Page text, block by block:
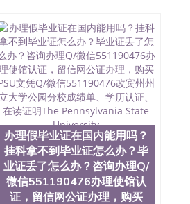
州立大学（San Jose State
Jose State University）圣
State University）圣何塞州
State University）圣何塞州
State University）圣何塞州
State University）圣何塞州
Jose State University）圣何
学位qq微信551190476澳洲
洲大学毕业证成绩单假文凭
微信551190476澳洲读CQU中
毕业证成绩单假文凭学历办
询办理Q/微信551190476办
绩单、学历认证、在读证明
办理假毕业证在国内能用吗？
挂科拿不到毕业证怎么办？毕
业证丢了怎么办？咨询办理Q/
微信551190476办理使馆认
证，留信网公证办理，购买